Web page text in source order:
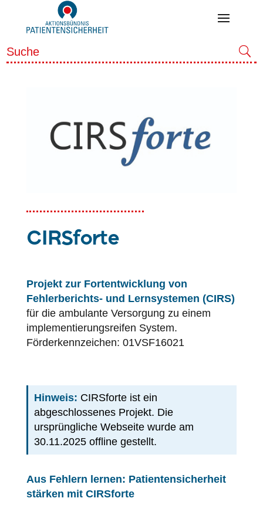
CIRSforte
Projekt zur Fortentwicklung von
Fehlerberichts- und Lernsystemen (CIRS)
für die ambulante Versorgung zu einem
implementierungsreifen System.
Förderkennzeichen: 01VSF16021
Hinweis: CIRSforte ist ein
abgeschlossenes Projekt. Die
ursprüngliche Webseite wurde am
30.11.2025 offline gestellt.
Aus Fehlern lernen: Patientensicherheit
stärken mit CIRSforte